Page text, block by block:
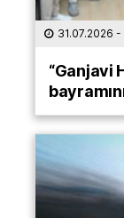
31.07.2026 -
“Ganjavi